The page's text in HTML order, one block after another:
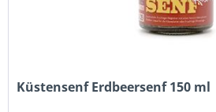
Küstensenf Erdbeersenf 150 ml